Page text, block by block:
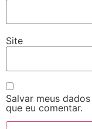
Site
Salvar meus
que eu comentar.